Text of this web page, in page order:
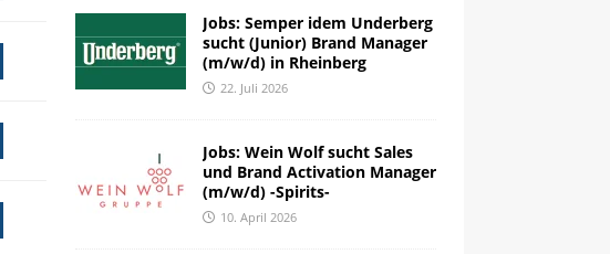
Jobs: Semper idem Underberg
sucht (Junior) Brand Manager
(m/w/d) in Rheinberg
22. Juli 2026
Jobs: Wein Wolf sucht Sales
und Brand Activation Manager
(m/w/d) -Spirits-
10. April 2026